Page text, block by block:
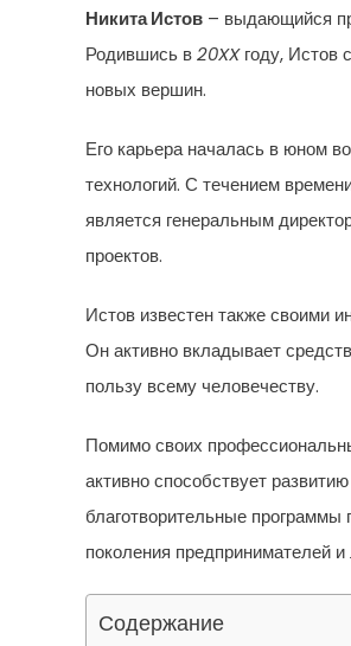
Никита Истов – выдающийся
Родившись в20XXгоду, Истов
новых вершин.
Его карьера началась в юном
технологий. С течением
является генеральным
проектов.
Истов известен также своими
Он активно вкладывает
пользу всему человечеству.
Помимо своих
активно способствует
благотворительные
поколения предпринимателей и
Содержание